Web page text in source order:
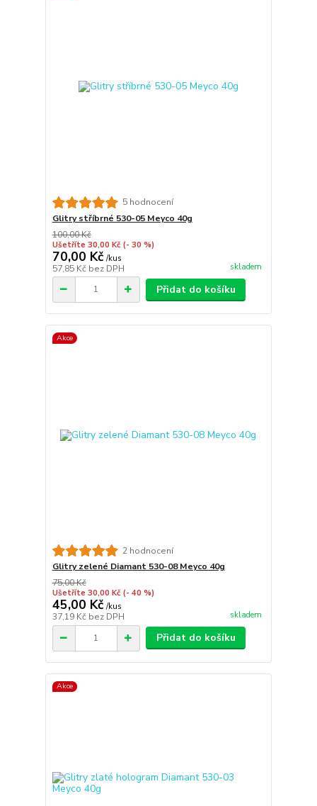
5 hodnocení
Glitry stříbrné 530-05 Meyco 40g
100,00 Kč
Ušetříte 30,00 Kč (- 30 %)
70,00 Kč /kus
57,85 Kč bez DPH skladem
Přidat do košíku
Akce
2 hodnocení
Glitry zelené Diamant 530-08 Meyco 40g
75,00 Kč
Ušetříte 30,00 Kč (- 40 %)
45,00 Kč /kus
37,19 Kč bez DPH skladem
Přidat do košíku
Akce